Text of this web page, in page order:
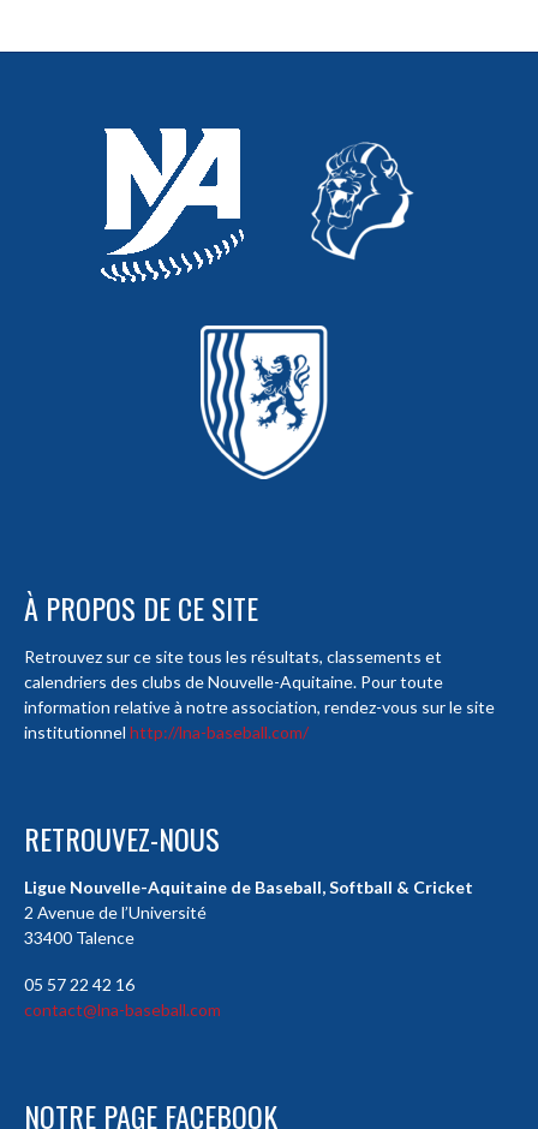
À PROPOS DE CE SITE
Retrouvez sur ce site tous les résultats, classements et
calendriers des clubs de Nouvelle-Aquitaine. Pour toute
information relative à notre association, rendez-vous sur le site
institutionnel http://lna-baseball.com/
RETROUVEZ-NOUS
Ligue Nouvelle-Aquitaine de Baseball, Softball & Cricket
2 Avenue de l’Université
33400 Talence
05 57 22 42 16
contact@lna-baseball.com
NOTRE PAGE FACEBOOK